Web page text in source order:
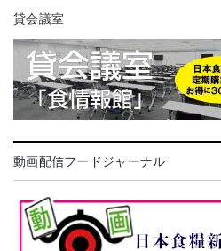
貸会議室
動画配信フードジャーナル